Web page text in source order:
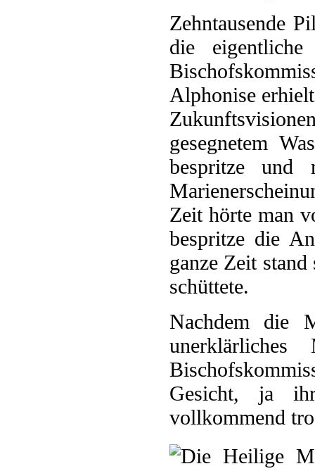
Zehntausende
die eigentliche
Alphonise
gesegnetem
bespritze
Zeit hörte man
bespritze die
ganze Zeit
schüttete.
Nachdem die
Gesicht, ja
vollkommend